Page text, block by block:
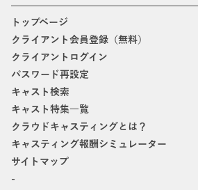
トップページ
クライアント会員登録（無料）
クライアントログイン
パスワード再設定
キャスト検索
キャスト特集一覧
クラウドキャスティングとは？
キャスティング報酬シミュレーター
サイトマップ
-